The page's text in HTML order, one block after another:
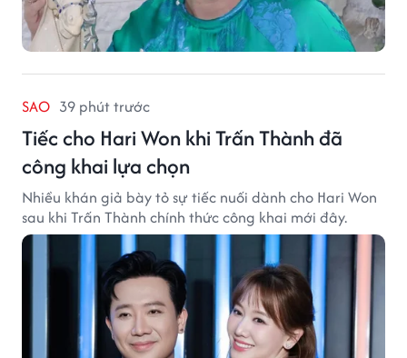
SAO 39 phút trước
Tiếc cho Hari Won khi Trấn Thành đã
công khai lựa chọn
Nhiều khán giả bày tỏ sự tiếc nuối dành cho Hari Won
sau khi Trấn Thành chính thức công khai mới đây.